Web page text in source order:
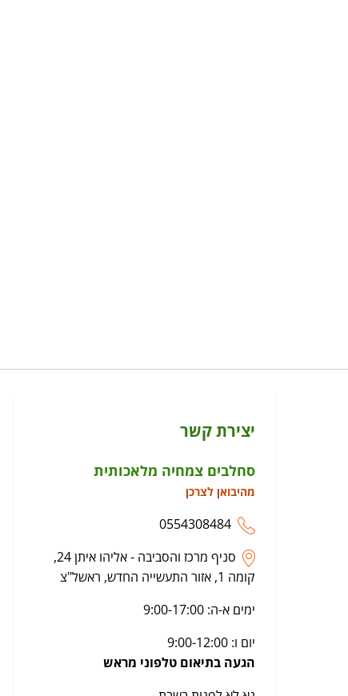
יצירת קשר
סחלבים צמחיה מלאכותית
מהיבואן לצרכן
0554308484
סניף מרכז והסביבה - אליהו איתן 24,
קומה 1, אזור התעשייה החדש, ראשל"צ
ימים א-ה: 9:00-17:00
יום ו: 9:00-12:00
הגעה בתיאום טלפוני מראש